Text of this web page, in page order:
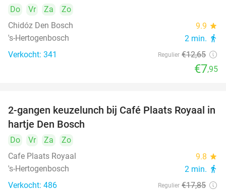
Do Vr Za
Zo
Chidóz Den Bosch
9.9 star
's-Hertogenbosch 2 min. directions_walk
Verkocht: 341 Regulier €12,65
€7,95
36%
2-gangen keuzelunch bij Café Plaats Royaal in
hartje Den Bosch
Do Vr Za
Zo
Cafe Plaats Royaal
9.8 star
's-Hertogenbosch 2 min. directions_walk
Verkocht: 486 Regulier €17,85